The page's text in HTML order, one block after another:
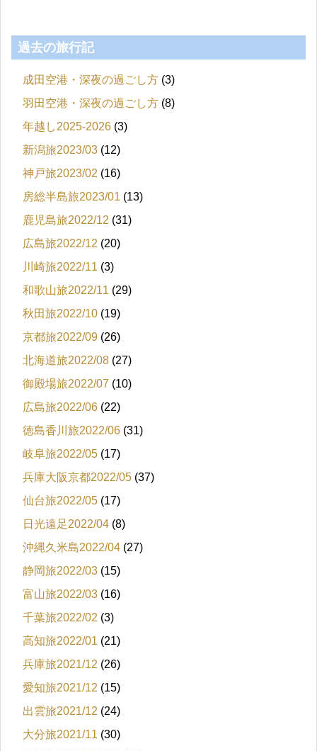
過去の旅行記
成田空港・深夜の過ごし方 (3)
羽田空港・深夜の過ごし方 (8)
年越し2025-2026 (3)
新潟旅2023/03 (12)
神戸旅2023/02 (16)
房総半島旅2023/01 (13)
鹿児島旅2022/12 (31)
広島旅2022/12 (20)
川崎旅2022/11 (3)
和歌山旅2022/11 (29)
秋田旅2022/10 (19)
京都旅2022/09 (26)
北海道旅2022/08 (27)
御殿場旅2022/07 (10)
広島旅2022/06 (22)
徳島香川旅2022/06 (31)
岐阜旅2022/05 (17)
兵庫大阪京都2022/05 (37)
仙台旅2022/05 (17)
日光遠足2022/04 (8)
沖縄久米島2022/04 (27)
静岡旅2022/03 (15)
富山旅2022/03 (16)
千葉旅2022/02 (3)
高知旅2022/01 (21)
兵庫旅2021/12 (26)
愛知旅2021/12 (15)
出雲旅2021/12 (24)
大分旅2021/11 (30)